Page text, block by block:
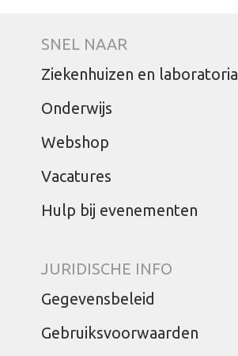
SNEL NAAR
Ziekenhuizen en laboratoria
Onderwijs
Webshop
Vacatures
Hulp bij evenementen
JURIDISCHE INFO
Gegevensbeleid
Gebruiksvoorwaarden